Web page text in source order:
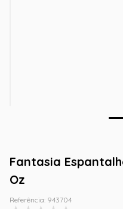
Fantasia
Oz
Referência: 943704